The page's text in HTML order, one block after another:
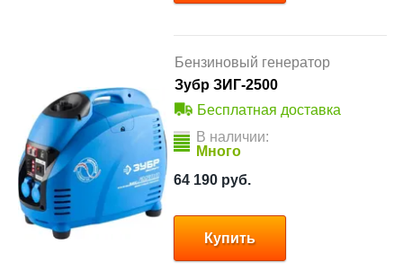
Бензиновый генератор
Зубр ЗИГ-2500
Бесплатная доставка
В наличии:
Много
64 190 руб.
Купить